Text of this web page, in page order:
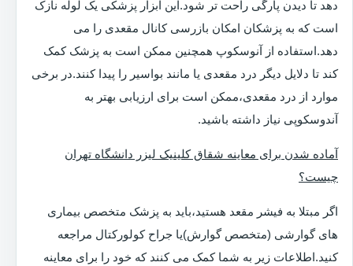
دهد تا دیدن پارگی راحت تر شود.این ابزار پزشکی یک لوله نازک
است که به پزشکان امکان بازرسی کانال مقعدی را می
دهد.استفاده از آنوسکوپ همچنین ممکن است به پزشک کمک
کند تا دلایل دیگر درد مقعدی یا مانند بواسیر را پیدا کنند.در برخی
موارد از درد مقعدی،ممکن است برای ارزیابی بهتر به
آندوسکوپی نیاز داشته باشید.
آماده شدن برای معاینه شقاق کلینیک لیزر دانشگاه تهران
چیست؟
اگر مبتلا به فیشر مقعد هستید،باید به پزشک متخصص بیماری
های گوارشی (متخصص گوارش)یا جراح کولورکتال مراجعه
کنید.اطلاعات زیر به شما کمک می کنند که خود را برای معاینه